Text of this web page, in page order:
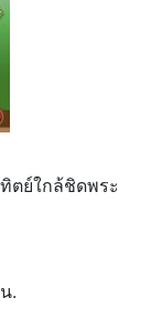
ตย์ใกล้ชิดพระ
.